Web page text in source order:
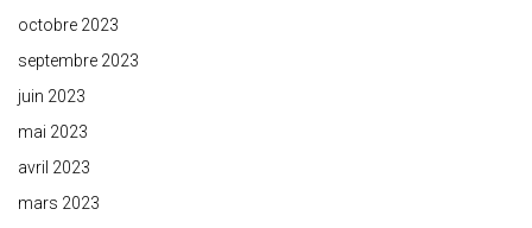
octobre 2023
septembre 2023
juin 2023
mai 2023
avril 2023
mars 2023